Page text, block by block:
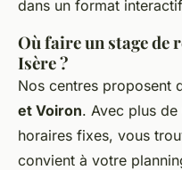
dans un format
Où faire un stage de
Isère ?
Nos centres proposent
et Voiron. Avec plus
horaires fixes, vous
convient à votre